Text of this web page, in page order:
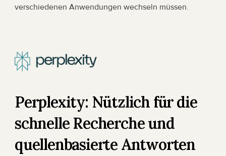
verschiedenen Anwendungen wechseln müssen.
Perplexity: Nützlich für die
schnelle Recherche und
quellenbasierte Antworten